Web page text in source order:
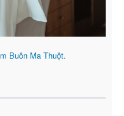
Buôn Ma Thuột.